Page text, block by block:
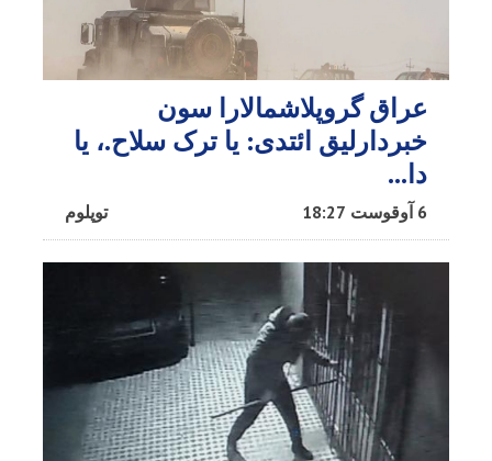
عراق گروپلاشمالارا سون
خبردارلیق ائتدی: یا ترک سلاح.، یا
دا…
توپلوم 6 آوقوست 18:27